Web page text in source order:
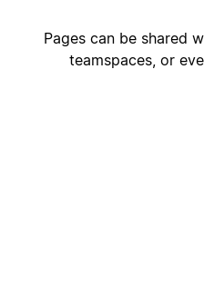
Pages can be shared
teamspaces, or